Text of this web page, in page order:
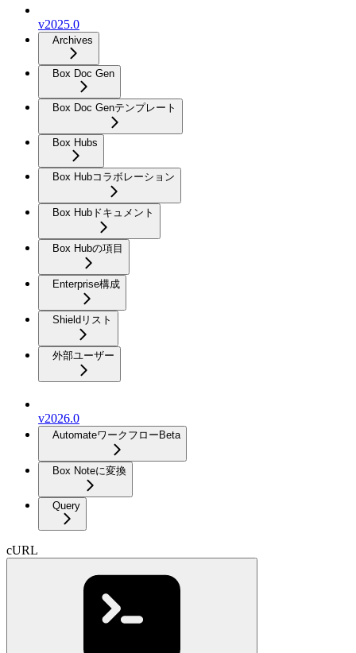
v2025.0
Archives
Box Doc Gen
Box Doc Genテンプレート
Box Hubs
Box Hubコラボレーション
Box Hubドキュメント
Box Hubの項目
Enterprise構成
Shieldリスト
外部ユーザー
v2026.0
Automateワークフロー Beta
Box Noteに変換
Query
cURL